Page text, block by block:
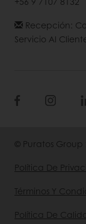
Recepción:
Servicio Al
© Puratos Group
Política De
Términos Y
Política De